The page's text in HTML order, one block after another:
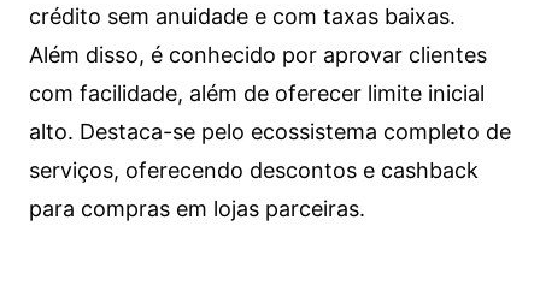
crédito sem anuidade e com taxas baixas.
Além disso, é conhecido por aprovar clientes
com facilidade, além de oferecer limite inicial
alto. Destaca-se pelo ecossistema completo de
serviços, oferecendo descontos e cashback
para compras em lojas parceiras.